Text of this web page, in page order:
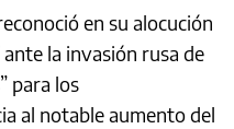
en su alocución
la invasión rusa de
para los
al notable aumento del